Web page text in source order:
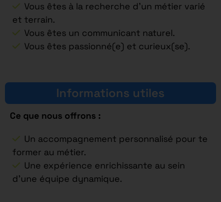
Vous êtes à la recherche d’un métier varié
et terrain.
Vous êtes un communicant naturel.
Vous êtes passionné(e) et curieux(se).
Informations utiles
Ce que nous offrons :
Un accompagnement personnalisé pour te
former au métier.
Une expérience enrichissante au sein
d’une équipe dynamique.